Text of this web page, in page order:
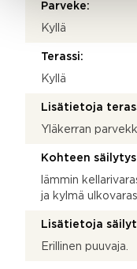
Parveke:
Kyllä
Terassi:
Kyllä
Lisätietoja
Yläkerran
Kohteen
lämmin
ja kylmä
Lisätietoja
Erillinen puuvaja.